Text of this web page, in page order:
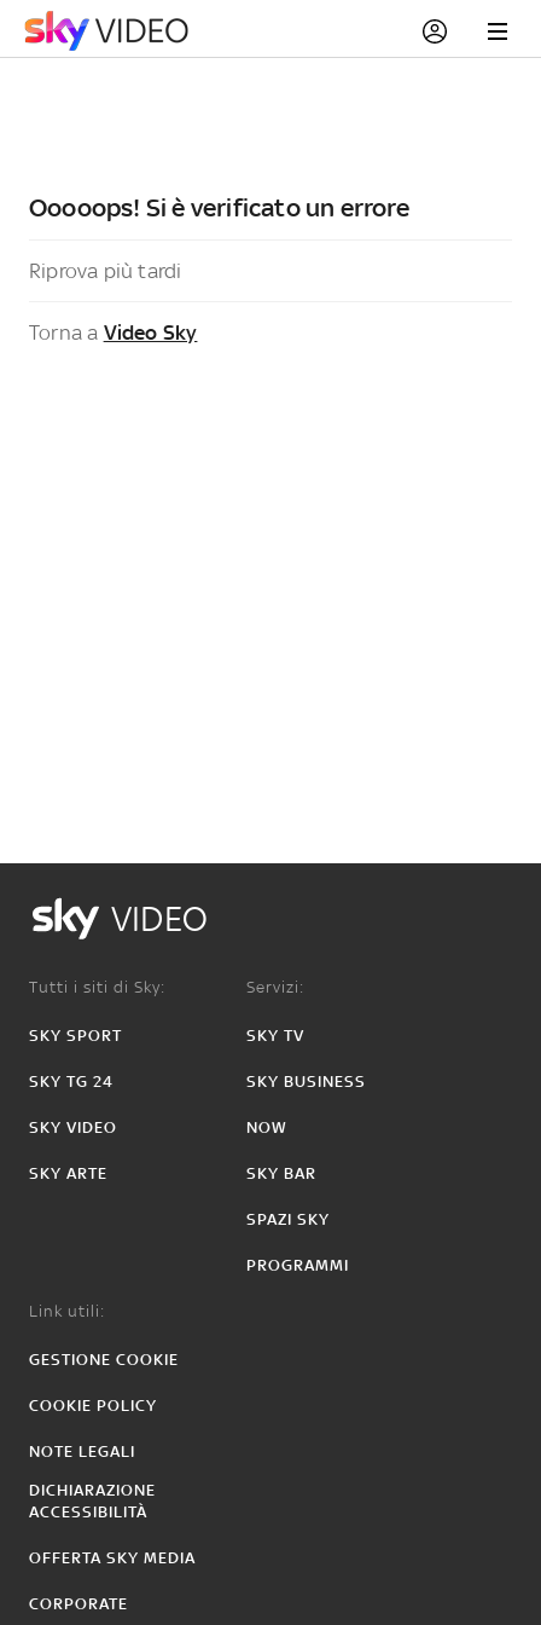
Ooooops! Si è verificato un errore
Riprova più tardi
Torna a Video Sky
VIDEO
Tutti i siti di Sky:
SKY SPORT
SKY TG 24
SKY VIDEO
SKY ARTE
Servizi:
SKY TV
SKY BUSINESS
NOW
SKY BAR
SPAZI SKY
PROGRAMMI
Link utili:
GESTIONE COOKIE
COOKIE POLICY
NOTE LEGALI
DICHIARAZIONE
ACCESSIBILITÀ
OFFERTA SKY MEDIA
CORPORATE